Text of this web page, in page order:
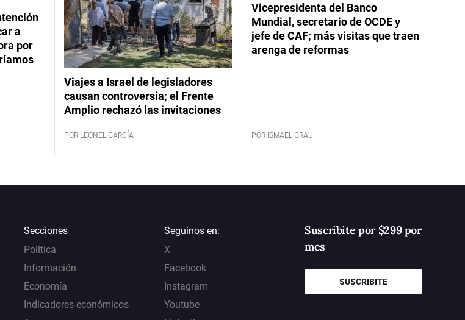
a
por
Viajes a Israel de legisladores
causan controversia; el Frente
Amplio rechazó las invitaciones
POR LEONEL GARCÍA
Vicepresidenta del Banco
Mundial, secretario de OCDE y
jefe de CAF; más visitas que traen
arenga de reformas
POR ISMAEL GRAU
Secciones
Política
Información
Economía
Indicadores económicos
Seguinos en:
X
Facebook
Instagram
Youtube
Suscribite por $299 por
mes
SUSCRIBITE